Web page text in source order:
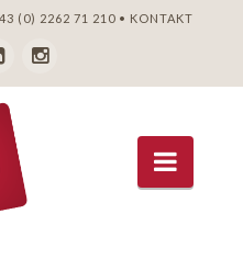
(0) 2262 71 210• KONTAKT